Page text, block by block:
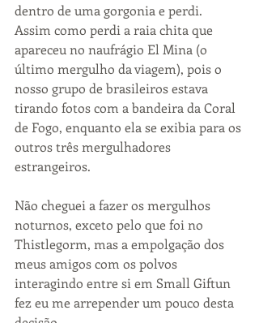
dentro de uma gorgonia e perdi.
Assim como perdi a raia chita que
apareceu no naufrágio El Mina (o
último mergulho da viagem), pois o
nosso grupo de brasileiros estava
tirando fotos com a bandeira da Coral
de Fogo, enquanto ela se exibia para os
outros três mergulhadores
estrangeiros.
Não cheguei a fazer os mergulhos
noturnos, exceto pelo que foi no
Thistlegorm, mas a empolgação dos
meus amigos com os polvos
interagindo entre si em Small Giftun
fez eu me arrepender um pouco desta